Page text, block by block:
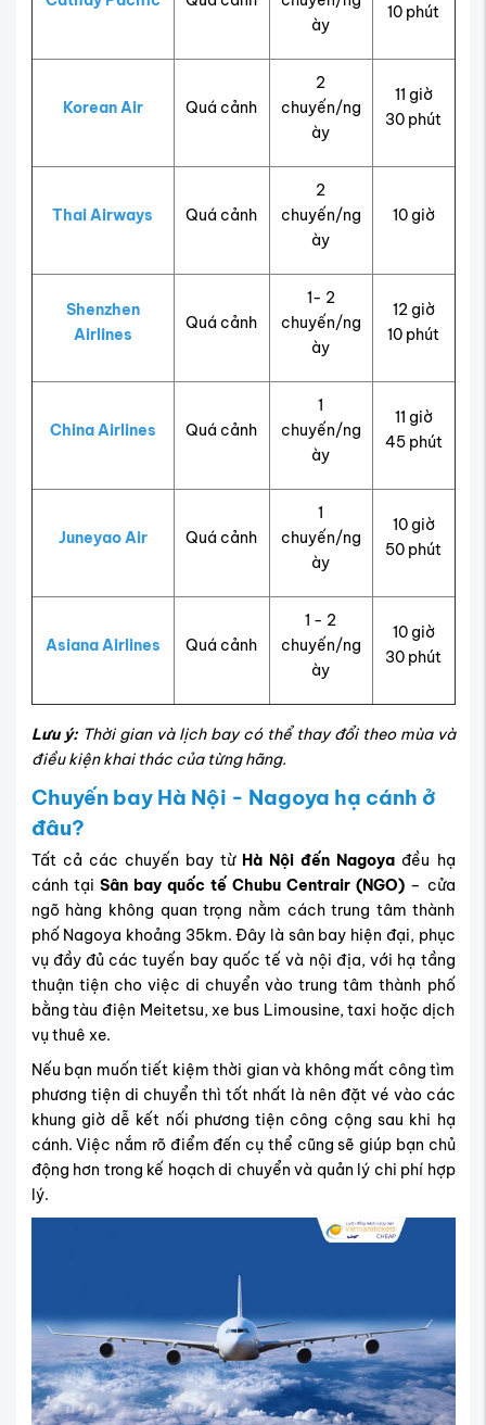
ày
10 phút
Korean Air Quá cảnh
2
chuyến/ng
ày
11 giờ
30 phút
Thai Airways Quá cảnh
2
chuyến/ng
ày
10 giờ
Shenzhen
Airlines
Quá cảnh
1- 2
chuyến/ng
ày
12 giờ
10 phút
China Airlines Quá cảnh
1
chuyến/ng
ày
11 giờ
45 phút
Juneyao Air Quá cảnh
1
chuyến/ng
ày
10 giờ
50 phút
Asiana Airlines Quá cảnh
1 - 2
chuyến/ng
ày
10 giờ
30 phút
Lưu ý:Thời gian và lịch bay có thể thay đổi theo mùa và
điều kiện khai thác của từng hãng.
Chuyến bay Hà Nội - Nagoya hạ cánh ở
đâu?
Tất cả các chuyến bay từ Hà Nội đến Nagoya đều hạ
cánh tại Sân bay quốc tế Chubu Centrair (NGO) – cửa
ngõ hàng không quan trọng nằm cách trung tâm thành
phố Nagoya khoảng 35km. Đây là sân bay hiện đại, phục
vụ đầy đủ các tuyến bay quốc tế và nội địa, với hạ tầng
thuận tiện cho việc di chuyển vào trung tâm thành phố
bằng tàu điện Meitetsu, xe bus Limousine, taxi hoặc dịch
vụ thuê xe.
Nếu bạn muốn tiết kiệm thời gian và không mất công tìm
phương tiện di chuyển thì tốt nhất là nên đặt vé vào các
khung giờ dễ kết nối phương tiện công cộng sau khi hạ
cánh. Việc nắm rõ điểm đến cụ thể cũng sẽ giúp bạn chủ
động hơn trong kế hoạch di chuyển và quản lý chi phí hợp
lý.